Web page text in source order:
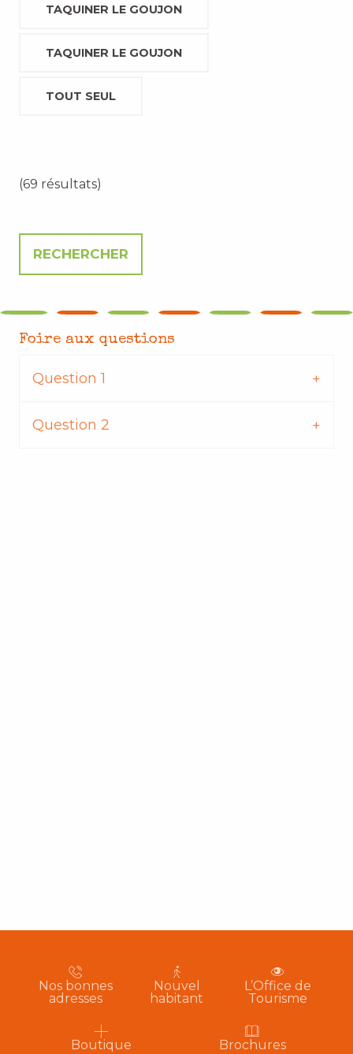
TAQUINER LE GOUJON
TAQUINER LE GOUJON
TOUT SEUL
(69 résultats)
Foire aux questions
Question 1
Question 2
Nos bonnes
adresses
Nouvel
habitant
L’Office de
Tourisme
Boutique Brochures